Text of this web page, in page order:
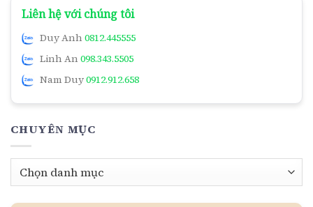
Liên hệ với chúng tôi
Duy Anh 0812.445555
Linh An 098.343.5505
Nam Duy0912.912.658
CHUYÊN MỤC
Chuyên